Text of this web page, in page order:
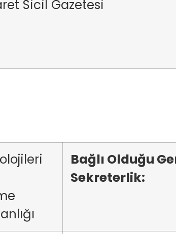
Sicil Gazetesi
Bağlı Olduğu
Sekreterlik: